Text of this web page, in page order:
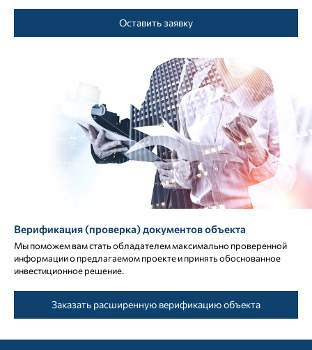
Оставить заявку
Верификация (проверка) документов объекта
Мы поможем вам стать обладателем максимально проверенной
информации о предлагаемом проекте и принять обоснованное
инвестиционное решение.
Заказать расширенную верификацию объекта